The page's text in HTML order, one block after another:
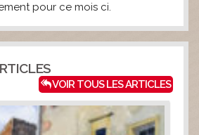
pour ce mois ci.
VOIR TOUS LES ARTICLES